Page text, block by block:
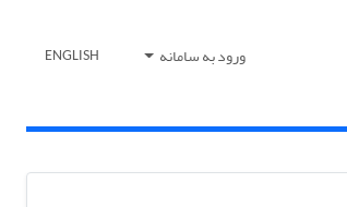
ورود به سامانه ENGLISH